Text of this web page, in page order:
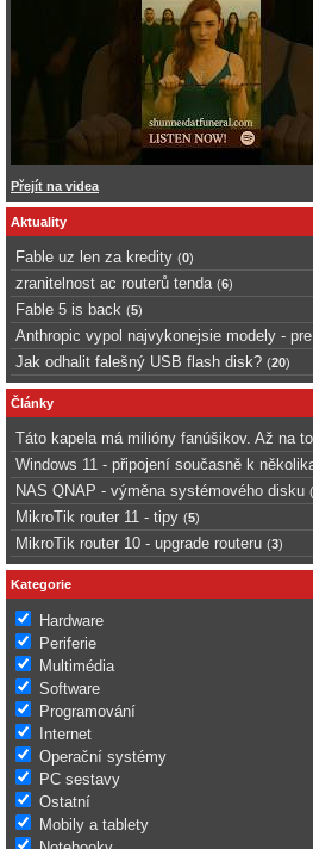
Přejít na videa
Aktuality
Fable uz len za kredity (0)
zranitelnost ac routerů tenda (6)
Fable 5 is back (5)
Anthropic vypol najvykonejsie modely -
Jak odhalit falešný USB flash disk? (20)
Články
Táto kapela má milióny fanúšikov. Až na
Windows 11 - připojení současně k
NAS QNAP - výměna systémového disku (
MikroTik router 11 - tipy (5)
MikroTik router 10 - upgrade routeru (3)
Kategorie
Hardware
Periferie
Multimédia
Software
Programování
Internet
Operační systémy
PC sestavy
Ostatní
Mobily a tablety